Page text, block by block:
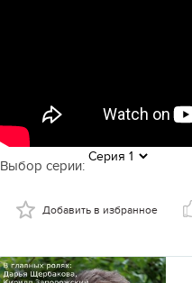
Выбор серии:
Добавить в избранное